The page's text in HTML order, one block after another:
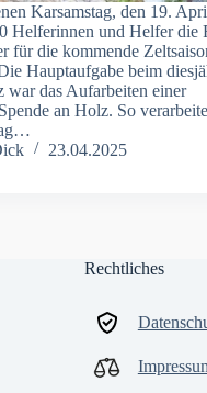
Karsamstag, den 19.
Helferinnen und Helfer die
für die kommende
Hauptaufgabe beim
war das Aufarbeiten einer
an Holz. So
23.04.2025
Rechtliches